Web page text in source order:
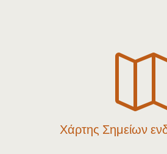
Χάρτης Σημείων